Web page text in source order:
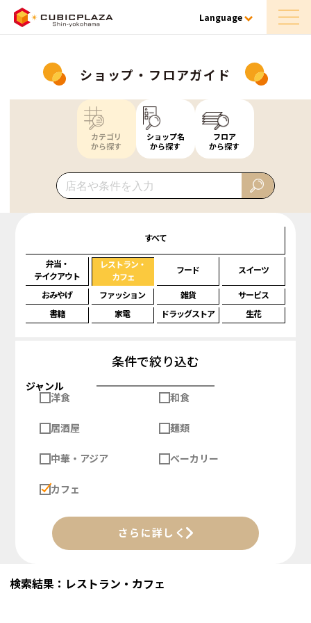
Language
ショップ・フロアガイド
カテゴリ
から探す
ショップ名
から探す
フロア
から探す
すべて
弁当・
テイクアウト
レストラン・
カフェ
フード スイーツ
おみやげ ファッション 雑貨
サービス
書籍
家電 ドラッグストア 生花
条件で絞り込む
ジャンル
洋食
和食
居酒屋 麺類
中華・アジア ベーカリー
カフェ
さらに詳しく
検索結果：レストラン・カフェ